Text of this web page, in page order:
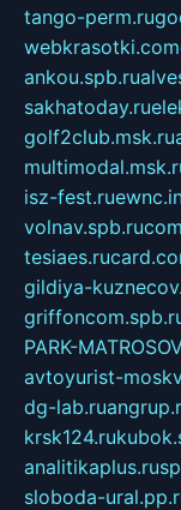
tango-perm.ru
webkrasotki.com
ankou.spb.ru
sakhatoday.ru
golf2club.msk.ru
isz-fest.ru
volnav.spb.ru
tesiaes.ru
gildiya-
PARK-
avtoyurist-
dg-lab.ru
krsk124.ru
analitikaplus.ru
sloboda-